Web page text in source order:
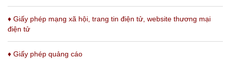
♦ Giấy phép mạng xã hội, trang tin điện tử, website thương mại
điện tử
♦ Giấy phép quảng cáo